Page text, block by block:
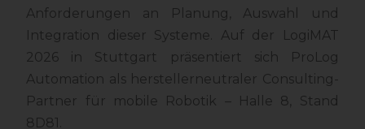
Anforderungen an Planung, Auswahl und
Integration dieser Systeme. Auf der LogiMAT
2026 in Stuttgart präsentiert sich ProLog
Automation als herstellerneutraler Consulting-
Partner für mobile Robotik – Halle 8, Stand
8D81.